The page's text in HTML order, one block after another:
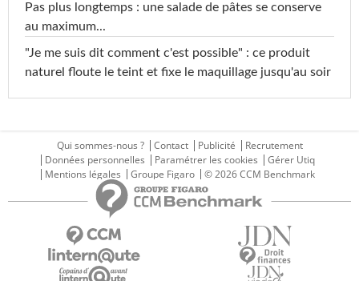
Pas plus longtemps : une salade de pâtes se conserve
au maximum...
"Je me suis dit comment c'est possible" : ce produit
naturel floute le teint et fixe le maquillage jusqu'au soir
Qui sommes-nous ? Contact Publicité
Recrutement
Données personnelles
Paramétrer les cookies
Gérer Utiq
Mentions légales
Groupe Figaro © 2026 CCM Benchmark